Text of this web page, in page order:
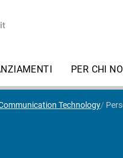
PER CHI
Technology